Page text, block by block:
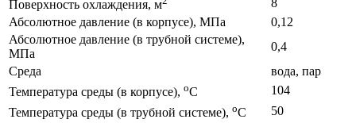
Поверхность охлаждения, м
Абсолютное давление (в корпусе), МПа
0,12
Абсолютное давление (в трубной системе),
МПа
0,4
Среда
вода, пар
Температура среды (в корпусе), oС
104
Температура среды (в трубной системе), oС
50